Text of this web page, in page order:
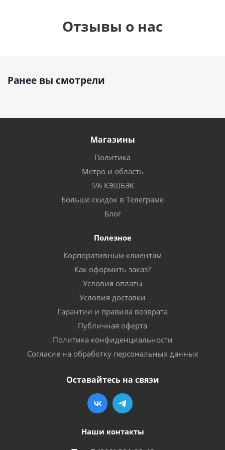
Отзывы о нас
Ранее вы смотрели
Магазины
Политика
Метро и область
5% КЭШБЭК
Больше скидок в Телеграме
Блог
Полезное
Корпоративным клиентам
Как оформить заказ?
Условия оплаты
Условия доставки
Гарантии и правила возврата
Публичная оферта
Политика конфиденциальности
Согласие на обработку персональных данных
Оставайтесь на связи
Наши контакты